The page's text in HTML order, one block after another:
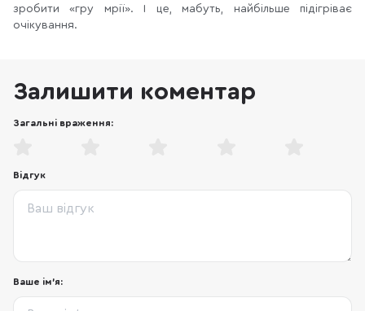
зробити «гру мрії». І це, мабуть, найбільше підігріває
очікування.
Залишити коментар
Загальні враження:
Відгук
Ваше ім'я: